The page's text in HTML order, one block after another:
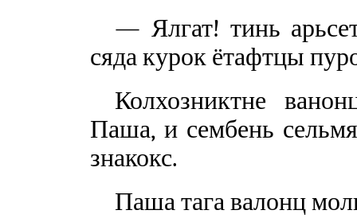
— Ялгат! тинь
сяда курок ётафтцы
Колхозниктне
Паша, и сембень
знакокс.
Паша тага валонц